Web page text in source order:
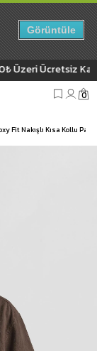
Kargo
0
Fit Nakışlı Kısa Kollu
Görüntüle